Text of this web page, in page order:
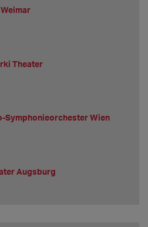
Theater
Symphonieorchester Wien
Augsburg